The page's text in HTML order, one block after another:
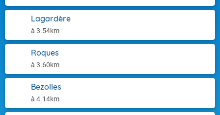
Lagardère
à 3.54km
Roques
à 3.60km
Bezolles
à 4.14km